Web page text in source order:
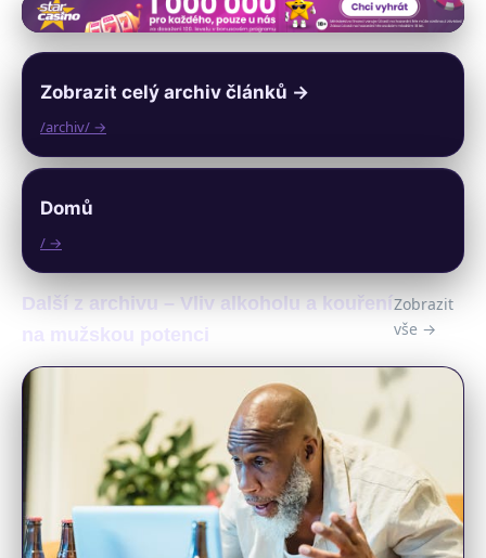
Zobrazit celý archiv článků →
/archiv/ →
Domů
/ →
Další z archivu – Vliv alkoholu a kouření
na mužskou potenci
Zobrazit
vše →